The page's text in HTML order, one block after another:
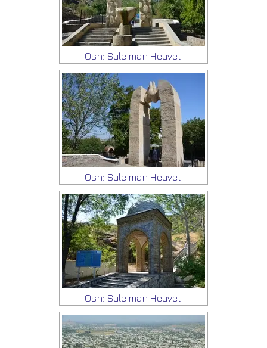
Osh: Suleiman Heuvel
Osh: Suleiman Heuvel
Osh: Suleiman Heuvel